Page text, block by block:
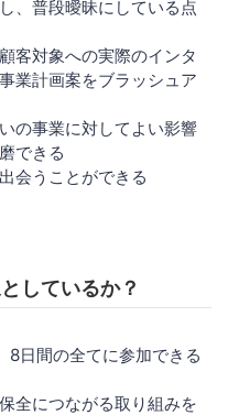
、普段曖昧にしている点
客対象への実際のインタ
業計画案をブラッシュア
の事業に対してよい影響
できる
会うことができる
しているか？
8日間の全てに参加できる
全につながる取り組みを